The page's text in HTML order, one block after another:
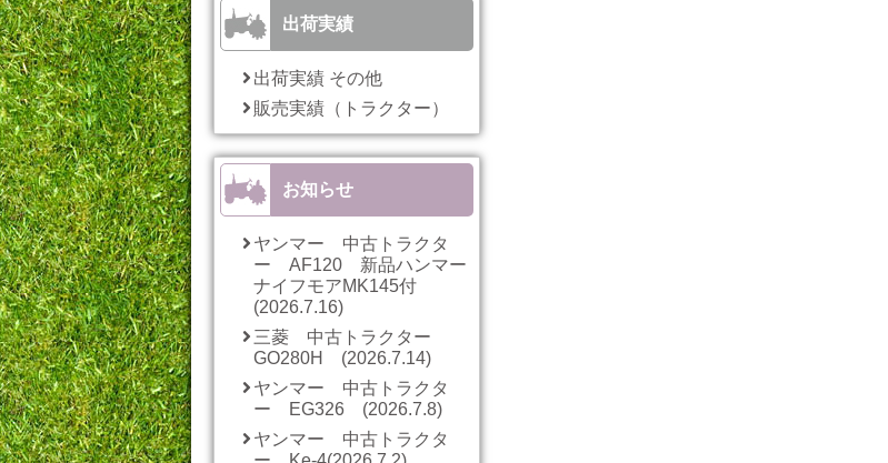
出荷実績
出荷実績 その他
販売実績（トラクター）
お知らせ
ヤンマー 中古トラクタ
ー AF120 新品ハンマー
ナイフモアMK145付
(2026.7.16)
三菱 中古トラクター
GO280H (2026.7.14)
ヤンマー 中古トラクタ
ー EG326 (2026.7.8)
ヤンマー 中古トラクタ